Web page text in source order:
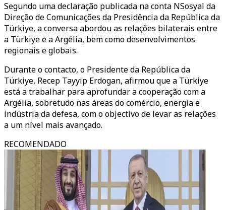
Segundo uma declaração publicada na conta NSosyal da
Direção de Comunicações da Presidência da República da
Türkiye, a conversa abordou as relações bilaterais entre
a Türkiye e a Argélia, bem como desenvolvimentos
regionais e globais.
Durante o contacto, o Presidente da República da
Türkiye, Recep Tayyip Erdogan, afirmou que a Türkiye
está a trabalhar para aprofundar a cooperação com a
Argélia, sobretudo nas áreas do comércio, energia e
indústria da defesa, com o objectivo de levar as relações
a um nível mais avançado.
RECOMENDADO